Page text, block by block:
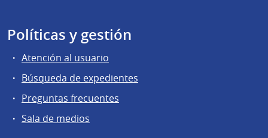
Políticas y gestión
Atención al usuario
Búsqueda de expedientes
Preguntas frecuentes
Sala de medios